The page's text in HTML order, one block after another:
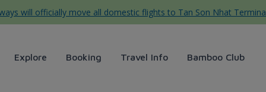
will officially move all domestic flights to Tan Son Nhat
Explore Booking Travel Info Bamboo Club